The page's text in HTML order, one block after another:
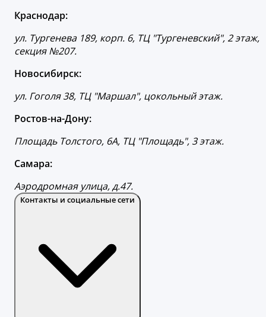
Краснодар:
ул. Тургенева 189, корп. 6, ТЦ "Тургеневский", 2 этаж,
секция №207.
Новосибирск:
ул. Гоголя 38, ТЦ "Маршал", цокольный этаж.
Ростов-на-Дону:
Площадь Толстого, 6А, ТЦ "Площадь", 3 этаж.
Самара:
Аэродромная улица, д.47.
Контакты и социальные сети